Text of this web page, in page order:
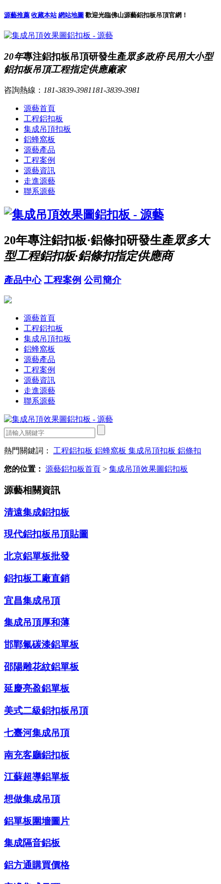
源藝推薦 收藏本站 網站地圖 歡迎光臨佛山源藝鋁扣板吊頂官網！
20年專注鋁扣板吊頂研發生產眾多政府·民用大小型
鋁扣板吊頂工程指定供應廠家
咨詢熱線： 181-3839-3981 181-3839-3981
源藝首頁
工程鋁扣板
集成吊頂扣板
鋁蜂窩板
源藝產品
工程案例
源藝資訊
走進源藝
聯系源藝
20年專注鋁扣板·鋁條扣研發生產眾多大
型工程鋁扣板·鋁條扣指定供應商
產品中心 工程案例 公司簡介
源藝首頁
工程鋁扣板
集成吊頂扣板
鋁蜂窩板
源藝產品
工程案例
源藝資訊
走進源藝
聯系源藝
熱門關鍵詞： 工程鋁扣板 鋁蜂窩板 集成吊頂扣板 鋁條扣
您的位置： 源藝鋁扣板首頁 > 集成吊頂效果圖鋁扣板
源藝相關資訊
清遠集成鋁扣板
現代鋁扣板吊頂貼圖
北京鋁單板批發
鋁扣板工廠直銷
宜昌集成吊頂
集成吊頂厚和薄
邯鄲氟碳漆鋁單板
邵陽雕花紋鋁單板
延慶亮盈鋁單板
美式二級鋁扣板吊頂
七臺河集成吊頂
南充客廳鋁扣板
江蘇超導鋁單板
想做集成吊頂
鋁單板圍墻圖片
集成隔音鋁板
鋁方通購買價格